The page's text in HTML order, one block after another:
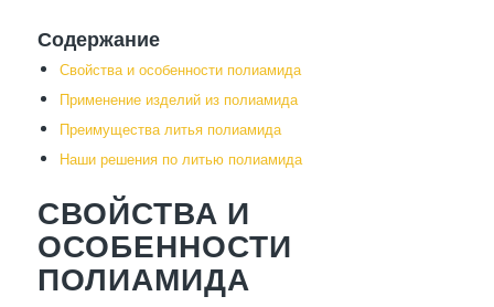
Содержание
Свойства и особенности полиамида
Применение изделий из полиамида
Преимущества литья полиамида
Наши решения по литью полиамида
СВОЙСТВА И
ОСОБЕННОСТИ
ПОЛИАМИДА